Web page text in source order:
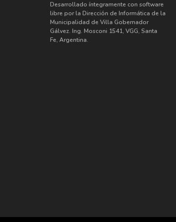
Desarrollado íntegramente con software
libre por la Dirección de Informática de la
Municipalidad de Villa Gobernador
Gálvez. Ing. Mosconi 1541, VGG, Santa
Fe, Argentina.